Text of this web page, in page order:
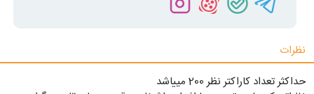
نظرات
حداکثر تعداد کاراکتر نظر 200 ميياشد